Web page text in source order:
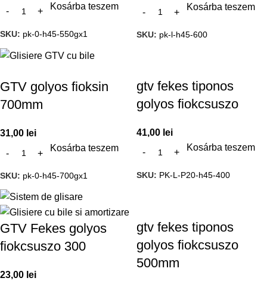
Kosárba teszem
SKU: pk-0-h45-550gx1
Kosárba teszem
SKU: pk-l-h45-600
GTV golyos fioksin
700mm
31,00 lei
Kosárba teszem
SKU: pk-0-h45-700gx1
gtv fekes tiponos
golyos fiokcsuszo
41,00 lei
Kosárba teszem
SKU: PK-L-P20-h45-400
GTV Fekes golyos
fiokcsuszo 300
23,00 lei
gtv fekes tiponos
golyos fiokcsuszo
500mm